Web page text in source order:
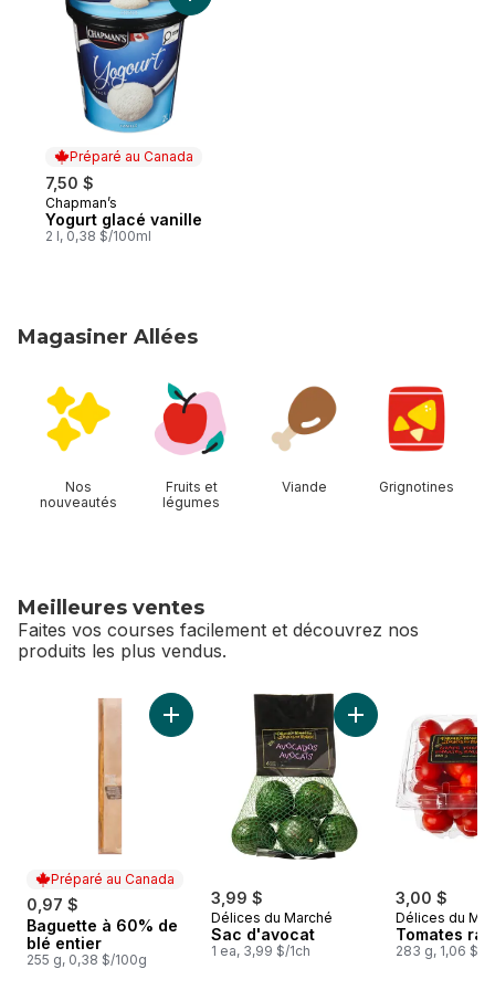
Préparé au Canada
7,50 $
Préparé au Canada
Chapman’s
Yogurt glacé vanille
2 l, 0,38 $/100ml
Magasiner Allées
Nos
nouveautés
Fruits et
légumes
Viande Grignotines
Meilleures ventes
Faites vos courses facilement et découvrez nos
produits les plus vendus.
sauter Meilleures ventes
Préparé au Canada
0,97 $
Préparé au Canada
Baguette à 60% de
blé entier
255 g, 0,38 $/100g
Ajouter Baguette à 60% de blé entier au
3,99 $
Délices du Marché
Sac d'avocat
1 ea, 3,99 $/1ch
Ajouter Sac
3,00 $
Délices du
Tomates
283 g, 1,06 $/